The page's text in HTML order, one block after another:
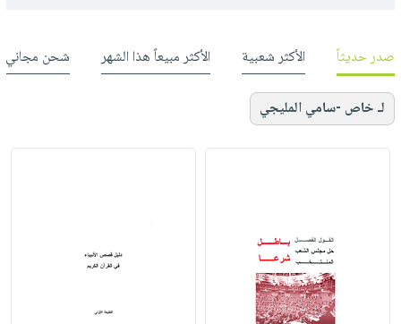
صدر حديثاً الأكثر شعبية الأكثر مبيعاً هذا الشهر شحن مجاني
لـ خاص -سامي المليجي